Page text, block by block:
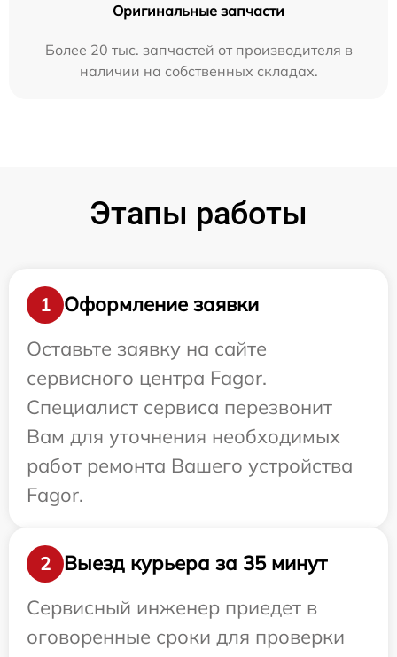
Оригинальные запчасти
Более 20 тыс. запчастей от производителя в
наличии на собственных складах.
Этапы работы
1
Оформление заявки
Оставьте заявку на сайте
сервисного центра Fagor.
Специалист сервиса перезвонит
Вам для уточнения необходимых
работ ремонта Вашего устройства
Fagor.
2
Выезд курьера за 35 минут
Сервисный инженер приедет в
оговоренные сроки для проверки